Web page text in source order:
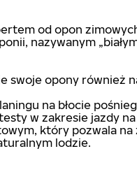
od opon
nazywanym
swoje opony również
na błocie
w zakresie jazdy
który pozwala
lodzie.